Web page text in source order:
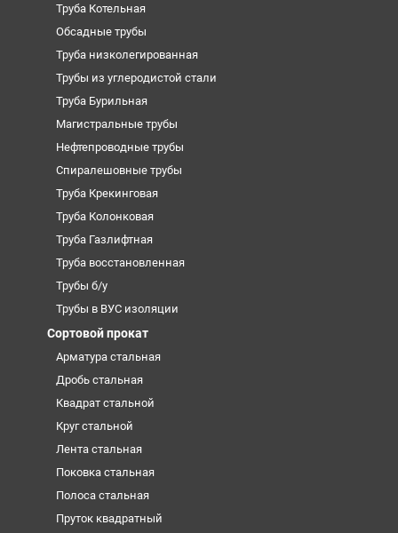
Труба Котельная
Обсадные трубы
Труба низколегированная
Трубы из углеродистой стали
Труба Бурильная
Магистральные трубы
Нефтепроводные трубы
Спиралешовные трубы
Труба Крекинговая
Труба Колонковая
Труба Газлифтная
Труба восстановленная
Трубы б/у
Трубы в ВУС изоляции
Сортовой прокат
Арматура стальная
Дробь стальная
Квадрат стальной
Круг стальной
Лента стальная
Поковка стальная
Полоса стальная
Пруток квадратный